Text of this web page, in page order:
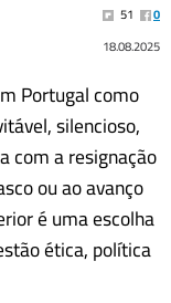
51
0
18.08.2025
Portugal como
silencioso,
com a resignação
ou ao avanço
é uma escolha
ética, política